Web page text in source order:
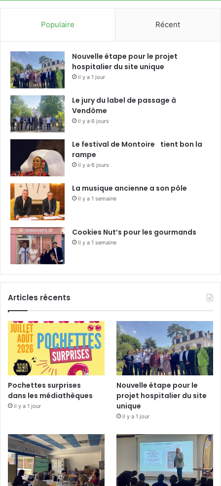
Populaire Récent
Nouvelle étape pour le projet
hospitalier du site unique
il y a 1 jour
Le jury du label de passage à
Vendôme
il y a 6 jours
Le festival de Montoire tient bon la
rampe
il y a 6 jours
La musique ancienne a son pôle
il y a 1 semaine
Cookies Nut’s pour les gourmands
il y a 1 semaine
Articles récents
Pochettes surprises
dans les médiathèques
il y a 1 jour
Nouvelle étape pour le
projet hospitalier du site
unique
il y a 1 jour